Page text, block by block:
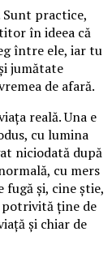
Sunt practice,
în ideea că
între ele, iar tu
jumătate
de afară.
reală. Una e
cu lumina
niciodată după
cu mers
și, cine știe,
potrivită ține de
și chiar de